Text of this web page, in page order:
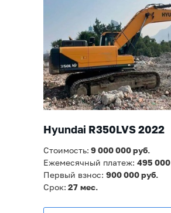
Стоимость: 9 000000 руб.
Ежемесячный платеж: 495 000
Первый взнос: 900 000 руб.
Срок: 27 мес.
Hyundai R350LVS 2022